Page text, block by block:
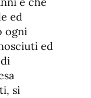
ed
ogni
ed
si